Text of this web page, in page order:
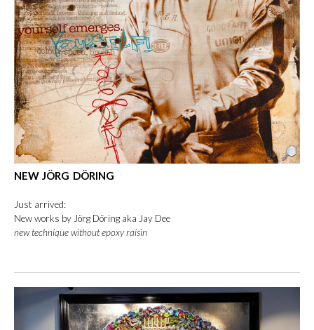
NEW JÖRG DÖRING
Just arrived:
New works by Jörg Döring aka Jay Dee
new technique without epoxy raisin